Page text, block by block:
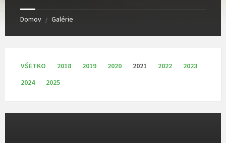
Domov / Galérie
VŠETKO 2018 2019 2020 2021 2022
2023
2024
2025